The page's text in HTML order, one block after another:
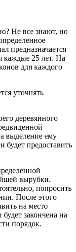
Не все знают, но
предназначается
каждые 25 лет. На
для каждого
уточнять
деревянного
выделение ему
будет предоставить
вырубки.
попросить
После этого
на место
закончена на
порядок.